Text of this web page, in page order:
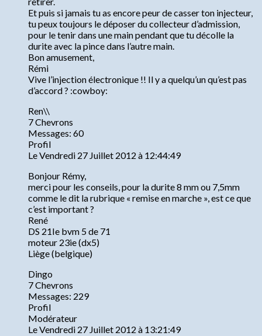
Et puis si jamais tu as encore peur de casser ton injecteur,
tu peux toujours le déposer du collecteur d’admission,
pour le tenir dans une main pendant que tu décolle la
durite avec la pince dans l’autre main.
Bon amusement,
Rémi
Vive l’injection électronique !! Il y a quelqu’un qu’est pas
d’accord ? :cowboy:
Ren\\
7 Chevrons
Messages: 60
Profil
Le Vendredi 27 Juillet 2012 à 12:44:49
Bonjour Rémy,
merci pour les conseils, pour la durite 8 mm ou 7,5mm
comme le dit la rubrique « remise en marche », est ce que
c’est important ?
René
DS 21Ie bvm 5 de 71
moteur 23ie (dx5)
Liège (belgique)
Dingo
7 Chevrons
Messages: 229
Profil
Modérateur
Le Vendredi 27 Juillet 2012 à 13:21:49